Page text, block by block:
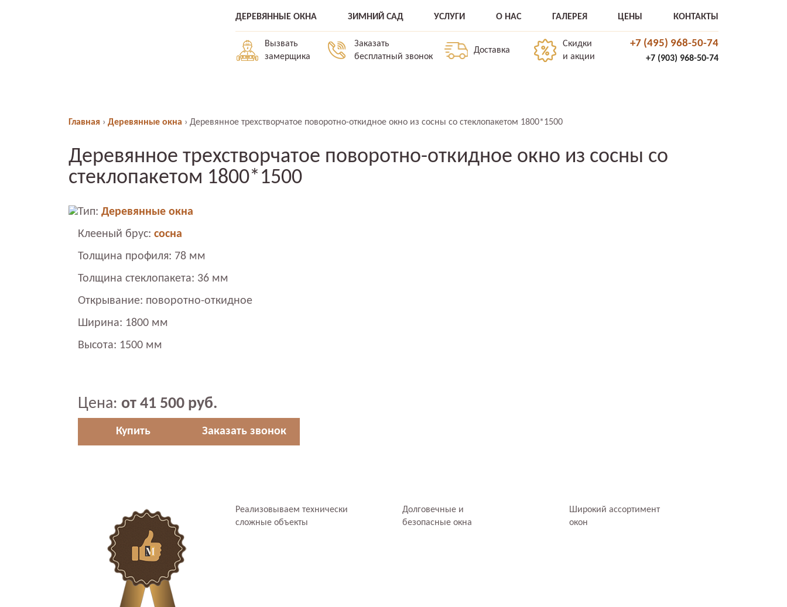
ДЕРЕВЯННЫЕ ОКНА ЗИМНИЙ САД УСЛУГИ О НАС ГАЛЕРЕЯ ЦЕНЫ КОНТАКТЫ
Вызвать
замерщика
Заказать
бесплатный звонок
Доставка
Скидки
и акции
+7 (495) 968-50-74
+7 (903) 968-50-74
Главная › Деревянные окна › Деревянное трехстворчатое поворотно-откидное окно из сосны со стеклопакетом 1800*1500
Деревянное трехстворчатое поворотно-откидное окно из сосны со
стеклопакетом 1800*1500
Тип: Деревянные окна
Клееный брус: сосна
Толщина профиля: 78 мм
Толщина стеклопакета: 36 мм
Открывание: поворотно-откидное
Ширина: 1800 мм
Высота: 1500 мм
Цена: от 41 500 руб.
Купить Заказать звонок
Реализовываем технически
сложные объекты
Долговечные и
безопасные окна
Широкий ассортимент
окон